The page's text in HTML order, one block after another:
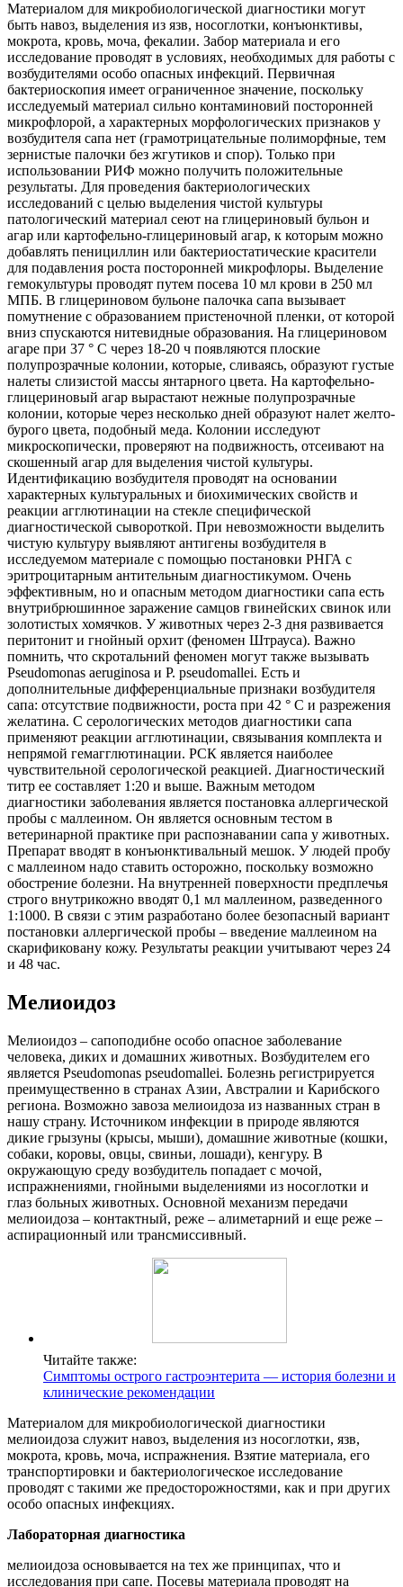
Материалом для микробиологической диагностики могут
быть навоз, выделения из язв, носоглотки, конъюнктивы,
мокрота, кровь, моча, фекалии. Забор материала и его
исследование проводят в условиях, необходимых для работы с
возбудителями особо опасных инфекций. Первичная
бактериоскопия имеет ограниченное значение, поскольку
исследуемый материал сильно контаминовий посторонней
микрофлорой, а характерных морфологических признаков у
возбудителя сапа нет (грамотрицательные полиморфные, тем
зернистые палочки без жгутиков и спор). Только при
использовании РИФ можно получить положительные
результаты. Для проведения бактериологических
исследований с целью выделения чистой культуры
патологический материал сеют на глицериновый бульон и
агар или картофельно-глицериновый агар, к которым можно
добавлять пенициллин или бактериостатические красители
для подавления роста посторонней микрофлоры. Выделение
гемокультуры проводят путем посева 10 мл крови в 250 мл
МПБ. В глицериновом бульоне палочка сапа вызывает
помутнение с образованием пристеночной пленки, от которой
вниз спускаются нитевидные образования. На глицериновом
агаре при 37 ° С через 18-20 ч появляются плоские
полупрозрачные колонии, которые, сливаясь, образуют густые
налеты слизистой массы янтарного цвета. На картофельно-
глицериновый агар вырастают нежные полупрозрачные
колонии, которые через несколько дней образуют налет желто-
бурого цвета, подобный меда. Колонии исследуют
микроскопически, проверяют на подвижность, отсеивают на
скошенный агар для выделения чистой культуры.
Идентификацию возбудителя проводят на основании
характерных культуральных и биохимических свойств и
реакции агглютинации на стекле специфической
диагностической сывороткой. При невозможности выделить
чистую культуру выявляют антигены возбудителя в
исследуемом материале с помощью постановки РНГА с
эритроцитарным антительным диагностикумом. Очень
эффективным, но и опасным методом диагностики сапа есть
внутрибрюшинное заражение самцов гвинейских свинок или
золотистых хомячков. У животных через 2-3 дня развивается
перитонит и гнойный орхит (феномен Штрауса). Важно
помнить, что скротальний феномен могут также вызывать
Pseudomonas aeruginosa и P. pseudomallei. Есть и
дополнительные дифференциальные признаки возбудителя
сапа: отсутствие подвижности, роста при 42 ° С и разрежения
желатина. С серологических методов диагностики сапа
применяют реакции агглютинации, связывания комплекта и
непрямой гемагглютинации. РСК является наиболее
чувствительной серологической реакцией. Диагностический
титр ее составляет 1:20 и выше. Важным методом
диагностики заболевания является постановка аллергической
пробы с маллеином. Он является основным тестом в
ветеринарной практике при распознавании сапа у животных.
Препарат вводят в конъюнктивальный мешок. У людей пробу
с маллеином надо ставить осторожно, поскольку возможно
обострение болезни. На внутренней поверхности предплечья
строго внутрикожно вводят 0,1 мл маллеином, разведенного
1:1000. В связи с этим разработано более безопасный вариант
постановки аллергической пробы – введение маллеином на
скарификовану кожу. Результаты реакции учитывают через 24
и 48 час.
Мелиоидоз
Мелиоидоз – сапоподибне особо опасное заболевание
человека, диких и домашних животных. Возбудителем его
является Pseudomonas pseudomallei. Болезнь регистрируется
преимущественно в странах Азии, Австралии и Карибского
региона. Возможно завоза мелиоидоза из названных стран в
нашу страну. Источником инфекции в природе являются
дикие грызуны (крысы, мыши), домашние животные (кошки,
собаки, коровы, овцы, свиньи, лошади), кенгуру. В
окружающую среду возбудитель попадает с мочой,
испражнениями, гнойными выделениями из носоглотки и
глаз больных животных. Основной механизм передачи
мелиоидоза – контактный, реже – алиметарний и еще реже –
аспирационный или трансмиссивный.
Читайте также:
Симптомы острого гастроэнтерита — история болезни и
клинические рекомендации
Материалом для микробиологической диагностики
мелиоидоза служит навоз, выделения из носоглотки, язв,
мокрота, кровь, моча, испражнения. Взятие материала, его
транспортировки и бактериологическое исследование
проводят с такими же предосторожностями, как и при других
особо опасных инфекциях.
Лабораторная диагностика
мелиоидоза основывается на тех же принципах, что и
исследования при сапе. Посевы материала проводят на